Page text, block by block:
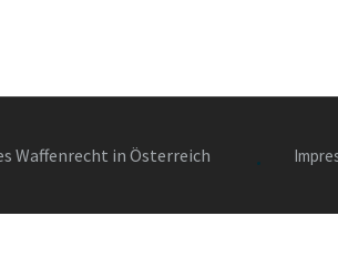
Waffenrecht in Österreich